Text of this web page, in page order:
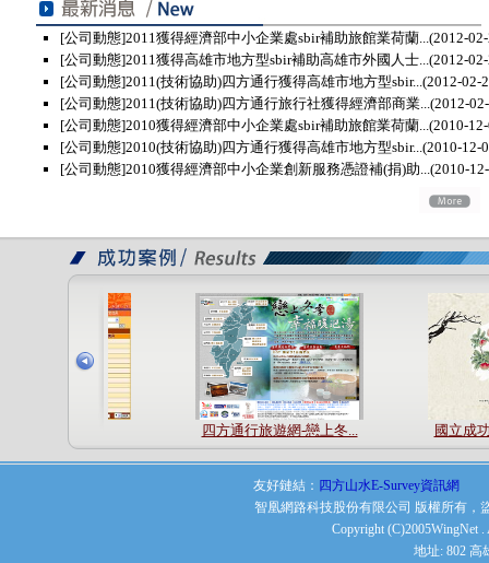
[公司動態]2011獲得經濟部中小企業處sbir補助旅館業荷蘭...(2012-
[公司動態]2011獲得高雄市地方型sbir補助高雄市外國人士...(2012-
[公司動態]2011(技術協助)四方通行獲得高雄市地方型sbir...(2012-02-
[公司動態]2011(技術協助)四方通行旅行社獲得經濟部商業...(2012-
[公司動態]2010獲得經濟部中小企業處sbir補助旅館業荷蘭...(2010-
[公司動態]2010(技術協助)四方通行獲得高雄市地方型sbir...(2010-12-
[公司動態]2010獲得經濟部中小企業創新服務憑證補(捐)助...(2010-
四方通行旅遊網-戀上冬... 國立成功
友好鏈結： 四方山水E-Survey資訊網
智凰網路科技股份有限公司 版權所有，
Copyright (C)2005WingNet .
地址: 802 高